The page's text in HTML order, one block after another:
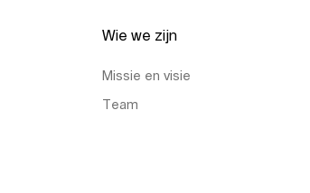
Wie we zijn
Missie en visie
Team